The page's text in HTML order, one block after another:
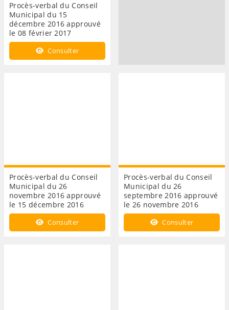
Procès-verbal du Conseil
Municipal du 15
décembre 2016 approuvé
le 08 février 2017
Consulter
Procès-verbal du Conseil
Municipal du 26
novembre 2016 approuvé
le 15 décembre 2016
Consulter
Procès-verbal du Conseil
Municipal du 26
septembre 2016 approuvé
le 26 novembre 2016
Consulter